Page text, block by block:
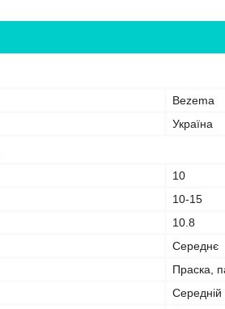
Bezema
Україна
10
10-15
10.8
Середнє
Праска,
Середній